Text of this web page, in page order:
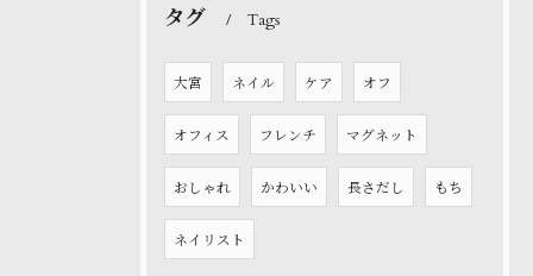
タグ Tags
大宮 ネイル ケア オフ
オフィス フレンチ マグネット
おしゃれ かわいい 長さだし もち
ネイリスト